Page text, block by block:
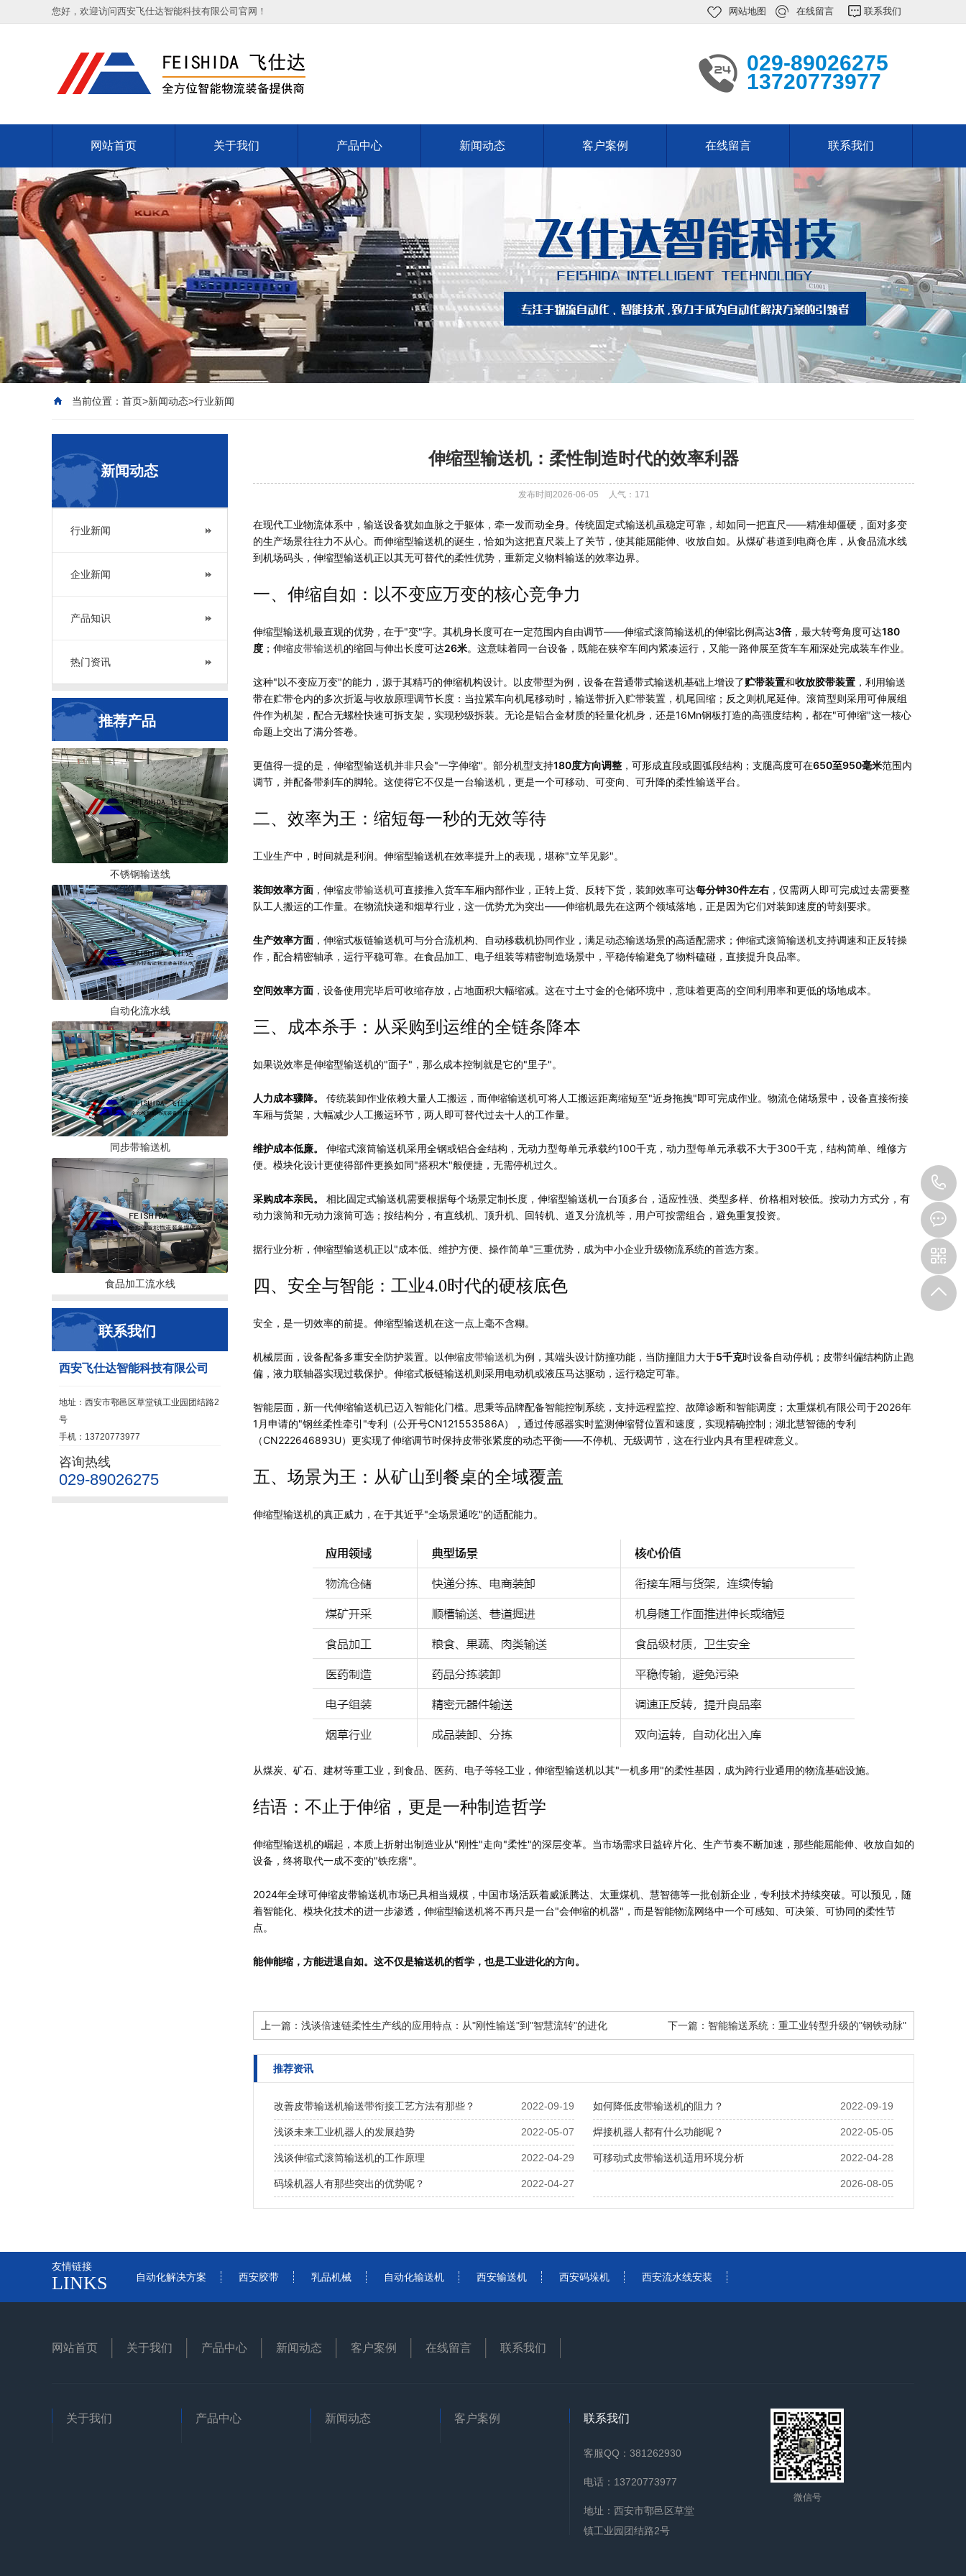
您好，欢迎访问西安飞仕达智能科技有限公司官网！ 网站地图 在线留言 联系我们
029-89026275
13720773977
网站首页 关于我们 产品中心 新闻动态 客户案例 在线留言 联系我们
当前位置： 首页>新闻动态>行业新闻
新闻动态
行业新闻
企业新闻
产品知识
热门资讯
推荐产品
不锈钢输送线
自动化流水线
同步带输送机
食品加工流水线
联系我们
西安飞仕达智能科技有限公司
地址：西安市鄠邑区草堂镇工业园团结路2
号
手机：13720773977
咨询热线
029-89026275
伸缩型输送机：柔性制造时代的效率利器
发布时间2026-06-05 人气： 171
在现代工业物流体系中，输送设备犹如血脉之于躯体，牵一发而动全身。传统固定式输送机虽稳定可靠，却如同一把直尺——精准却僵硬，面对多变
的生产场景往往力不从心。而伸缩型输送机的诞生，恰如为这把直尺装上了关节，使其能屈能伸、收放自如。从煤矿巷道到电商仓库，从食品流水线
到机场码头，伸缩型输送机正以其无可替代的柔性优势，重新定义物料输送的效率边界。
一、伸缩自如：以不变应万变的核心竞争力
伸缩型输送机最直观的优势，在于"变"字。其机身长度可在一定范围内自由调节——伸缩式滚筒输送机的伸缩比例高达3倍，最大转弯角度可达180
度 ；伸缩皮带输送机的缩回与伸出长度可达26米。这意味着同一台设备，既能在狭窄车间内紧凑运行，又能一路伸展至货车车厢深处完成装车作业。
这种"以不变应万变"的能力，源于其精巧的伸缩机构设计。以皮带型为例，设备在普通带式输送机基础上增设了贮带装置和收放胶带装置 ，利用输送
带在贮带仓内的多次折返与收放原理调节长度：当拉紧车向机尾移动时，输送带折入贮带装置，机尾回缩；反之则机尾延伸。滚筒型则采用可伸展组
件作为机架，配合无螺栓快速可拆支架，实现秒级拆装。无论是铝合金材质的轻量化机身，还是16Mn钢板打造的高强度结构，都在"可伸缩"这一核心
命题上交出了满分答卷。
更值得一提的是，伸缩型输送机并非只会"一字伸缩"。部分机型支持180度方向调整 ，可形成直段或圆弧段结构；支腿高度可在650至950毫米范围内
调节，并配备带刹车的脚轮。这使得它不仅是一台输送机，更是一个可移动、可变向、可升降的柔性输送平台。
二、效率为王：缩短每一秒的无效等待
工业生产中，时间就是利润。伸缩型输送机在效率提升上的表现，堪称"立竿见影"。
装卸效率方面 ，伸缩皮带输送机可直接推入货车车厢内部作业，正转上货、反转下货，装卸效率可达每分钟30件左右 ，仅需两人即可完成过去需要整
队工人搬运的工作量。在物流快递和烟草行业，这一优势尤为突出——伸缩机最先在这两个领域落地，正是因为它们对装卸速度的苛刻要求。
生产效率方面 ，伸缩式板链输送机可与分合流机构、自动移载机协同作业，满足动态输送场景的高适配需求；伸缩式滚筒输送机支持调速和正反转操
作，配合精密轴承，运行平稳可靠。在食品加工、电子组装等精密制造场景中，平稳传输避免了物料磕碰，直接提升良品率。
空间效率方面 ，设备使用完毕后可收缩存放，占地面积大幅缩减。这在寸土寸金的仓储环境中，意味着更高的空间利用率和更低的场地成本。
三、成本杀手：从采购到运维的全链条降本
如果说效率是伸缩型输送机的"面子"，那么成本控制就是它的"里子"。
人力成本骤降。
传统装卸作业依赖大量人工搬运，而伸缩输送机可将人工搬运距离缩短至"近身拖拽"即可完成作业。物流仓储场景中，设备直接衔接
车厢与货架，大幅减少人工搬运环节，两人即可替代过去十人的工作量。
维护成本低廉。
伸缩式滚筒输送机采用全钢或铝合金结构，无动力型每单元承载约100千克，动力型每单元承载不大于300千克，结构简单、维修方
便。模块化设计更使得部件更换如同"搭积木"般便捷，无需停机过久。
采购成本亲民。
相比固定式输送机需要根据每个场景定制长度，伸缩型输送机一台顶多台，适应性强、类型多样、价格相对较低。按动力方式分，有
动力滚筒和无动力滚筒可选；按结构分，有直线机、顶升机、回转机、道叉分流机等，用户可按需组合，避免重复投资。
据行业分析，伸缩型输送机正以"成本低、维护方便、操作简单"三重优势，成为中小企业升级物流系统的首选方案。
四、安全与智能：工业4.0时代的硬核底色
安全，是一切效率的前提。伸缩型输送机在这一点上毫不含糊。
机械层面，设备配备多重安全防护装置。以伸缩皮带输送机为例，其端头设计防撞功能，当防撞阻力大于5千克时设备自动停机；皮带纠偏结构防止跑
偏，液力联轴器实现过载保护。伸缩式板链输送机则采用电动机或液压马达驱动，运行稳定可靠。
智能层面，新一代伸缩输送机已迈入智能化门槛。思秉等品牌配备智能控制系统，支持远程监控、故障诊断和智能调度；太重煤机有限公司于2026年
1月申请的"钢丝柔性牵引"专利（公开号CN121553586A），通过传感器实时监测伸缩臂位置和速度，实现精确控制；湖北慧智德的专利
（CN222646893U）更实现了伸缩调节时保持皮带张紧度的动态平衡——不停机、无级调节，这在行业内具有里程碑意义。
五、场景为王：从矿山到餐桌的全域覆盖
伸缩型输送机的真正威力，在于其近乎"全场景通吃"的适配能力。
从煤炭、矿石、建材等重工业，到食品、医药、电子等轻工业，伸缩型输送机以其"一机多用"的柔性基因，成为跨行业通用的物流基础设施。
结语：不止于伸缩，更是一种制造哲学
伸缩型输送机的崛起，本质上折射出制造业从"刚性"走向"柔性"的深层变革。当市场需求日益碎片化、生产节奏不断加速，那些能屈能伸、收放自如的
设备，终将取代一成不变的"铁疙瘩"。
2024年全球可伸缩皮带输送机市场已具相当规模，中国市场活跃着威派腾达、太重煤机、慧智德等一批创新企业，专利技术持续突破。可以预见，随
着智能化、模块化技术的进一步渗透，伸缩型输送机将不再只是一台"会伸缩的机器"，而是智能物流网络中一个可感知、可决策、可协同的柔性节
点。
能伸能缩，方能进退自如。这不仅是输送机的哲学，也是工业进化的方向。
上一篇： 浅谈倍速链柔性生产线的应用特点：从"刚性输送"到"智慧流转"的进化 下一篇： 智能输送系统：重工业转型升级的"钢铁动脉"
推荐资讯
2022-09-19
改善皮带输送机输送带衔接工艺方法有那些？ 2022-09-19
如何降低皮带输送机的阻力？
2022-05-07
浅谈未来工业机器人的发展趋势 2022-05-05
焊接机器人都有什么功能呢？
2022-04-29
浅谈伸缩式滚筒输送机的工作原理 2022-04-28
可移动式皮带输送机适用环境分析
2022-04-27
码垛机器人有那些突出的优势呢？ 2026-08-05
辊道输送机嵌套称重模块的技术可行性：精度、承重与成本的三角
友情链接
LINKS 自动化解决方案 西安胶带 乳品机械 自动化输送机 西安输送机 西安码垛机 西安流水线安装
网站首页 关于我们 产品中心 新闻动态 客户案例 在线留言 联系我们
关于我们 产品中心 新闻动态 客户案例 联系我们
客服QQ：381262930
电话：13720773977
地址：西安市鄠邑区草堂
镇工业园团结路2号
微信号